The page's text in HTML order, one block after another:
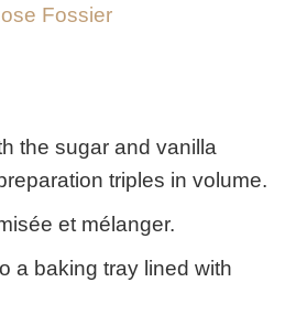
the sugar and vanilla
triples in volume.
et mélanger.
a baking tray lined with